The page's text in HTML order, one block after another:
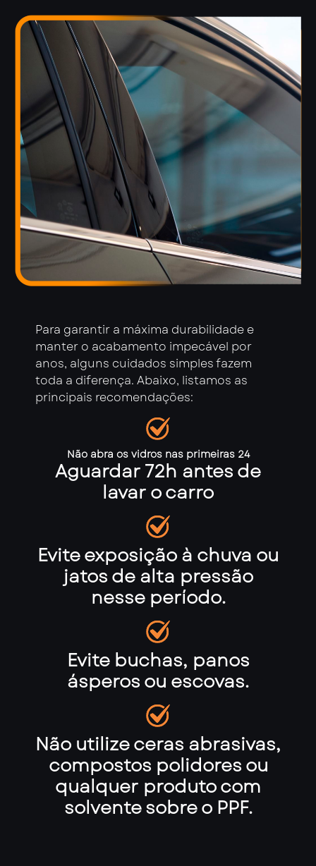
Para garantir a máxima durabilidade e
manter o acabamento impecável por
anos, alguns cuidados simples fazem
toda a diferença. Abaixo, listamos as
principais recomendações:
Não abra os vidros nas primeiras 24
Aguardar 72h antes de
lavar o carro
Evite exposição à chuva ou
jatos de alta pressão
nesse período.
Evite buchas, panos
ásperos ou escovas.
Não utilize ceras abrasivas,
compostos polidores ou
qualquer produto com
solvente sobre o PPF.